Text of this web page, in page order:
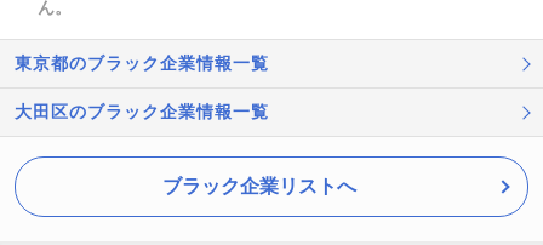
ん。
東京都のブラック企業情報一覧
大田区のブラック企業情報一覧
ブラック企業リストへ